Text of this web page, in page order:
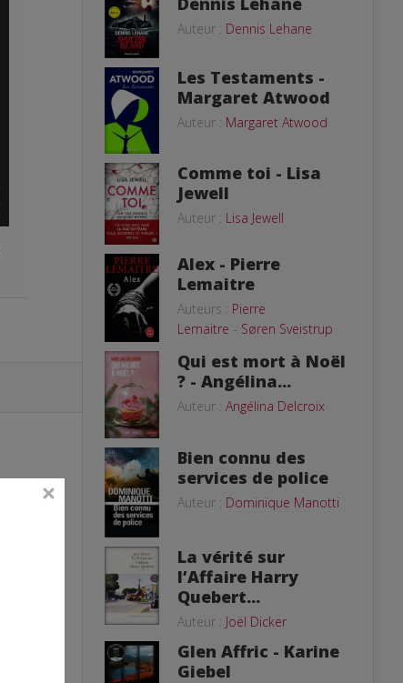
Auteur : Dennis Lehane
Les Testaments -
Margaret Atwood
Auteur : Margaret Atwood
Comme toi - Lisa
Jewell
Auteur : Lisa Jewell
Alex - Pierre
Lemaitre
Auteurs : Pierre
Lemaitre - Søren Sveistrup
Qui est mort à Noël
? - Angélina...
Auteur : Angélina Delcroix
Bien connu des
services de police
Auteur : Dominique Manotti
La vérité sur
l’Affaire Harry
Quebert...
Auteur : Joël Dicker
Glen Affric - Karine
Giebel